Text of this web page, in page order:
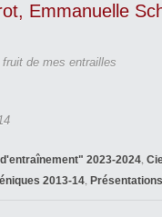
Emmanuelle
fruit de mes entrailles
2023-2024
2013-14